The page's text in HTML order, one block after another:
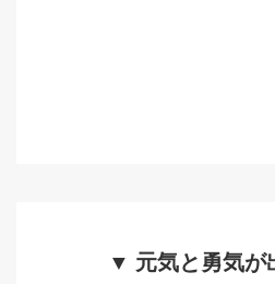
▼ 元気と勇気が